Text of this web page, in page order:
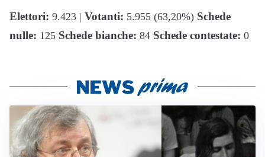
Elettori: 9.423 | Votanti: 5.955 (63,20%) Schede
nulle: 125 Schede bianche: 84 Schede contestate: 0